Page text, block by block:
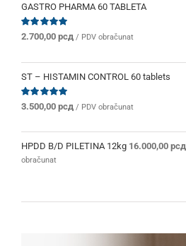
bila:
2.280,00 рсд.
GASTRO PHARMA 60 TABLETA
Ocenjeno
od 5
2.700,00 рсд / PDV obračunat
ST – HISTAMIN CONTROL 60 tablets
Ocenjeno
od 5
3.500,00 рсд / PDV obračunat
HPDD B/D PILETINA 12kg 16.000,00 рсд
obračunat